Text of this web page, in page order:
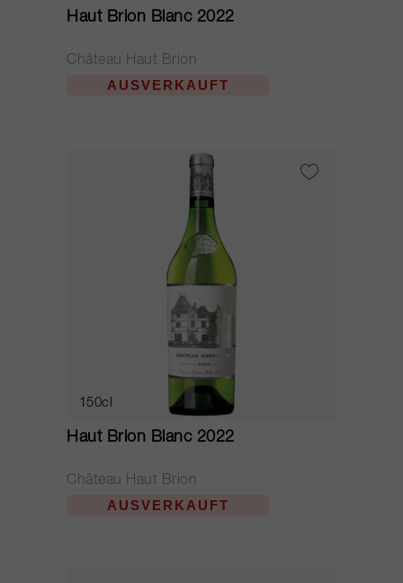
Haut Brion Blanc 2022
Château Haut Brion
AUSVERKAUFT
150cl
Haut Brion Blanc 2022
Château Haut Brion
AUSVERKAUFT